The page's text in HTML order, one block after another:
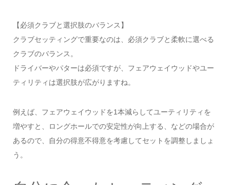
【必須クラブと選択肢のバランス】
クラブセッティングで重要なのは、必須クラブと柔軟に選べる
クラブのバランス。
ドライバーやパターは必須ですが、フェアウェイウッドやユー
ティリティは選択肢が広がりますね。
例えば、フェアウェイウッドを1本減らしてユーティリティを
増やすと、ロングホールでの安定性が向上する、などの場合が
あるので、自分の得意不得意を考慮してセットを調整しましょ
う。